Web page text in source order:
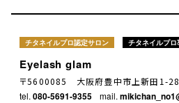
チタネイルプロ認定サロン チタネイルプロ
Eyelash glam
〒5600085 大阪府豊中市上新田1-
tel. 080-5691-9355 mail.